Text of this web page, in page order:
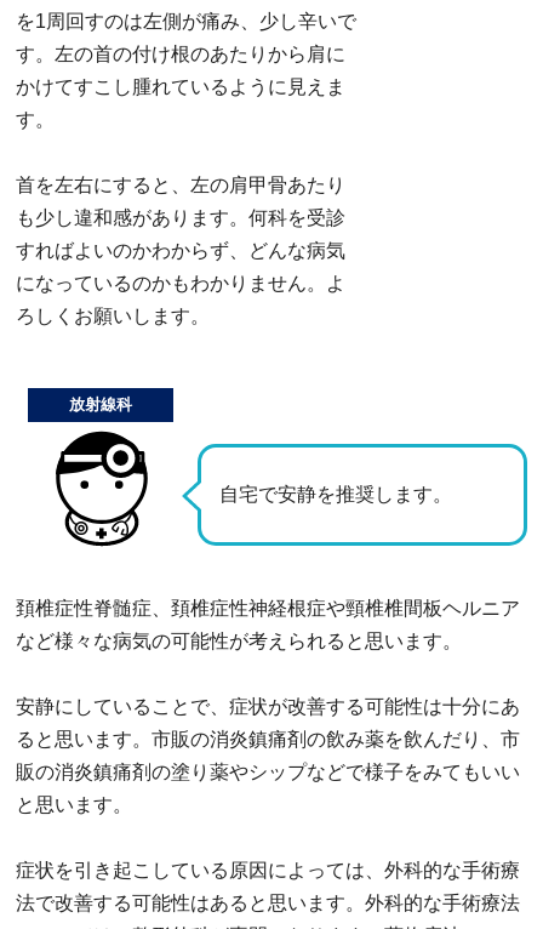
を1周回すのは左側が痛み、少し辛いで
す。左の首の付け根のあたりから肩に
かけてすこし腫れているように見えま
す。
首を左右にすると、左の肩甲骨あたり
も少し違和感があります。何科を受診
すればよいのかわからず、どんな病気
になっているのかもわかりません。よ
ろしくお願いします。
自宅で安静を推奨します。
放射線科
頚椎症性脊髄症、頚椎症性神経根症や頸椎椎間板ヘルニア
など様々な病気の可能性が考えられると思います。
安静にしていることで、症状が改善する可能性は十分にあ
ると思います。市販の消炎鎮痛剤の飲み薬を飲んだり、市
販の消炎鎮痛剤の塗り薬やシップなどで様子をみてもいい
と思います。
症状を引き起こしている原因によっては、外科的な手術療
法で改善する可能性はあると思います。外科的な手術療法